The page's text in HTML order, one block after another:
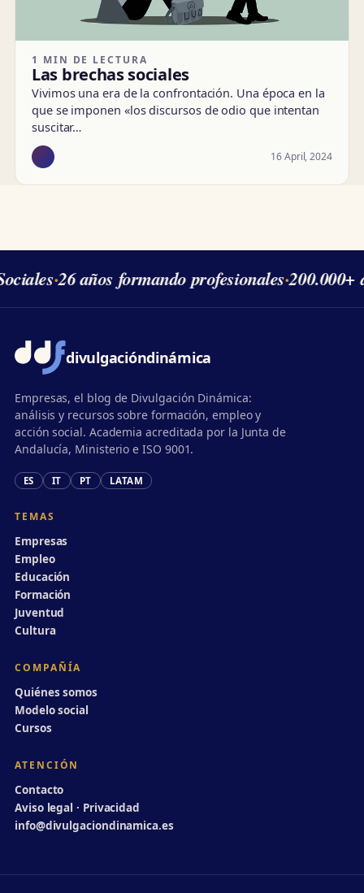
1 MIN DE LECTURA
Las brechas sociales
Vivimos una era de la confrontación. Una época en la
que se imponen «los discursos de odio que intentan
suscitar…
16 April, 2024
·26 años formando profesionales·200.000+
divulgacióndinámica
Empresas, el blog de Divulgación Dinámica:
análisis y recursos sobre formación, empleo y
acción social. Academia acreditada por la Junta de
Andalucía, Ministerio e ISO 9001.
ES IT PT LATAM
TEMAS
Empresas
Empleo
Educación
Formación
Juventud
Cultura
COMPAÑÍA
Quiénes somos
Modelo social
Cursos
ATENCIÓN
Contacto
Aviso legal · Privacidad
info@divulgaciondinamica.es